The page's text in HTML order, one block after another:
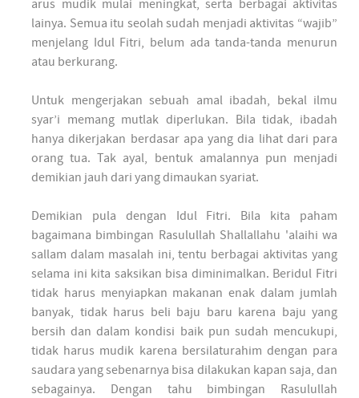
arus mudik mulai meningkat, serta berbagai aktivitas
lainya. Semua itu seolah sudah menjadi aktivitas “wajib”
menjelang Idul Fitri, belum ada tanda-tanda menurun
atau berkurang.
Untuk mengerjakan sebuah amal ibadah, bekal ilmu
syar’i memang mutlak diperlukan. Bila tidak, ibadah
hanya dikerjakan berdasar apa yang dia lihat dari para
orang tua. Tak ayal, bentuk amalannya pun menjadi
demikian jauh dari yang dimaukan syariat.
Demikian pula dengan Idul Fitri. Bila kita paham
bagaimana bimbingan Rasulullah Shallallahu 'alaihi wa
sallam dalam masalah ini, tentu berbagai aktivitas yang
selama ini kita saksikan bisa diminimalkan. Beridul Fitri
tidak harus menyiapkan makanan enak dalam jumlah
banyak, tidak harus beli baju baru karena baju yang
bersih dan dalam kondisi baik pun sudah mencukupi,
tidak harus mudik karena bersilaturahim dengan para
saudara yang sebenarnya bisa dilakukan kapan saja, dan
sebagainya. Dengan tahu bimbingan Rasulullah